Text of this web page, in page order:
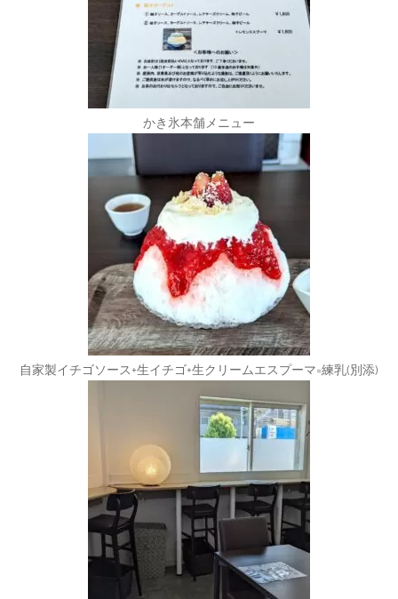
かき氷本舗メニュー
自家製イチゴソース+生イチゴ+生クリームエスプーマ=練乳(別添)